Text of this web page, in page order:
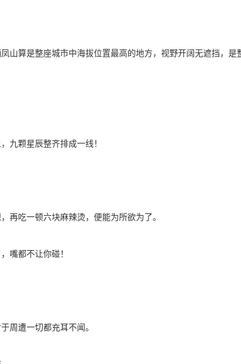
算是整座城市中海拔位置最高的地方，视野开阔无遮挡，是
颗星辰整齐排成一线！
吃一顿六块麻辣烫，便能为所欲为了。
嘴都不让你碰！
遭一切都充耳不闻。